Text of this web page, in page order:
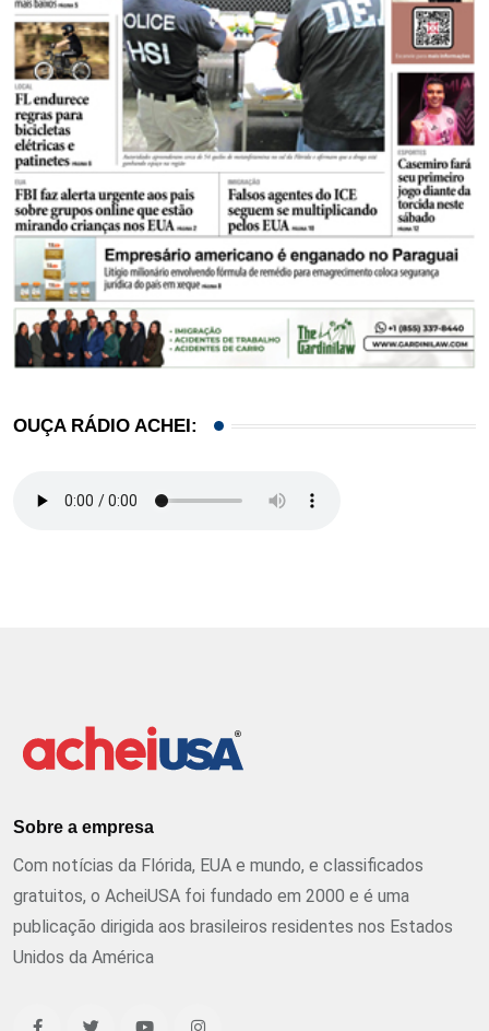
OUÇA RÁDIO ACHEI:
Sobre a empresa
Com notícias da Flórida, EUA e mundo, e classificados
gratuitos, o AcheiUSA foi fundado em 2000 e é uma
publicação dirigida aos brasileiros residentes nos Estados
Unidos da América